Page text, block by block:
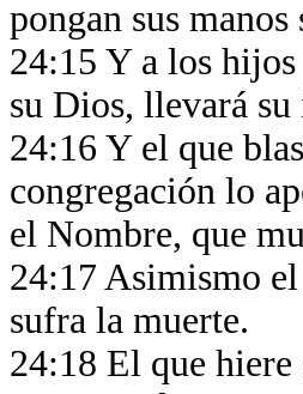
pongan sus
24:15 Y a los
su Dios, llevará
24:16 Y el que
congregación lo
el Nombre, que
24:17 Asimismo
sufra la muerte.
24:18 El que